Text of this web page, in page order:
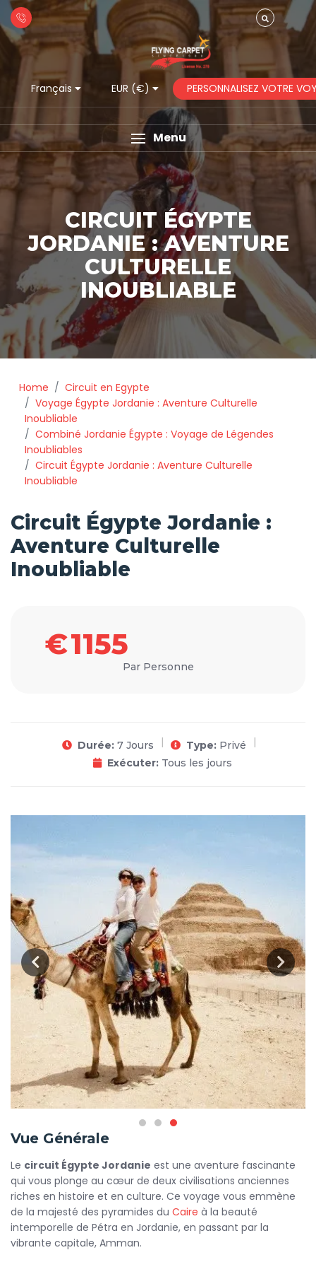
Français EUR (€) PERSONNALISEZ VOTRE
Menu
CIRCUIT ÉGYPTE
JORDANIE : AVENTURE
CULTURELLE
INOUBLIABLE
Home
Circuit en Egypte
Voyage Égypte Jordanie : Aventure Culturelle
Inoubliable
Combiné Jordanie Égypte : Voyage de Légendes
Inoubliables
Circuit Égypte Jordanie : Aventure Culturelle
Inoubliable
Circuit Égypte Jordanie :
Aventure Culturelle
Inoubliable
€1155
Par Personne
Durée: 7 Jours Type: Privé
Exécuter: Tous les jours
Vue Générale
Le circuit Égypte Jordanie est une aventure fascinante
qui vous plonge au cœur de deux civilisations anciennes
riches en histoire et en culture. Ce voyage vous emmène
de la majesté des pyramides du Caire à la beauté
intemporelle de Pétra en Jordanie, en passant par la
vibrante capitale, Amman.